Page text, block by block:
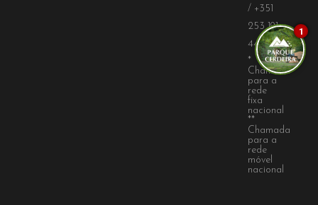
/ +351
253 191
441*
*
Chamada
para a
rede
fixa
nacional
**
Chamada
para a
rede
móvel
nacional
1